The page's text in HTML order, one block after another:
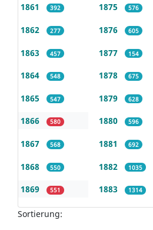
1861 392
1862 277
1863 457
1864 548
1865 547
1866 580
1867 568
1868 550
1869 551
1875 576
1876 605
1877 154
1878 675
1879 628
1880 596
1881 692
1882 1035
1883 1314
Sortierung: